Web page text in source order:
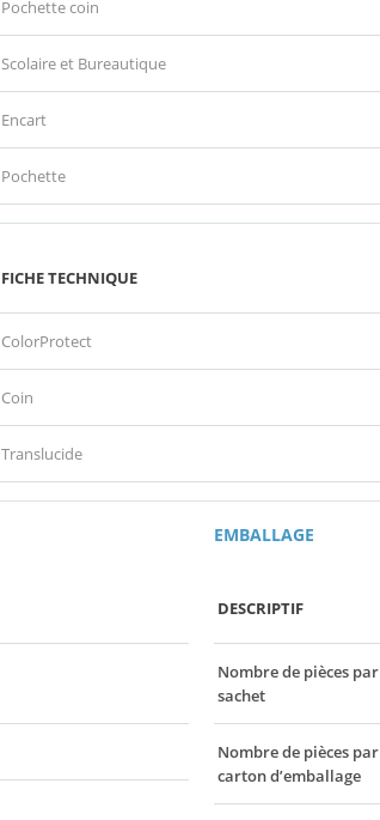
Pochette coin
Scolaire et Bureautique
Encart
Pochette
FICHE TECHNIQUE
ColorProtect
Coin
Translucide
EMBALLAGE
DESCRIPTIF
Nombre de pièces par
sachet
Nombre de pièces par
carton d’emballage